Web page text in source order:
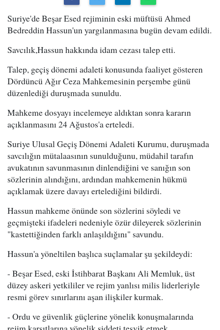
Suriye'de Beşar Esed rejiminin eski müftüsü Ahmed
Bedreddin Hassun'un yargılanmasına bugün devam edildi.
Savcılık,Hassun hakkında idam cezası talep etti.
Talep, geçiş dönemi adaleti konusunda faaliyet gösteren
Dördüncü Ağır Ceza Mahkemesinin perşembe günü
düzenlediği duruşmada sunuldu.
Mahkeme dosyayı incelemeye aldıktan sonra kararın
açıklanmasını 24 Ağustos'a erteledi.
Suriye Ulusal Geçiş Dönemi Adaleti Kurumu, duruşmada
savcılığın mütalaasının sunulduğunu, müdahil tarafın
avukatının savunmasının dinlendiğini ve sanığın son
sözlerinin alındığını, ardından mahkemenin hükmü
açıklamak üzere davayı ertelediğini bildirdi.
Hassun mahkeme önünde son sözlerini söyledi ve
geçmişteki ifadeleri nedeniyle özür dileyerek sözlerinin
"kastettiğinden farklı anlaşıldığını" savundu.
Hassun'a yöneltilen başlıca suçlamalar şu şekildeydi:
- Beşar Esed, eski İstihbarat Başkanı Ali Memluk, üst
düzey askeri yetkililer ve rejim yanlısı milis liderleriyle
resmi görev sınırlarını aşan ilişkiler kurmak.
- Ordu ve güvenlik güçlerine yönelik konuşmalarında